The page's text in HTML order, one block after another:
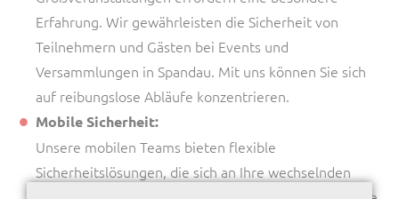
Erfahrung. Wir gewährleisten die Sicherheit von
Teilnehmern und Gästen bei Events und
Versammlungen in Spandau. Mit uns können Sie sich
auf reibungslose Abläufe konzentrieren.
Mobile Sicherheit:
Unsere mobilen Teams bieten flexible
Sicherheitslösungen, die sich an Ihre wechselnden